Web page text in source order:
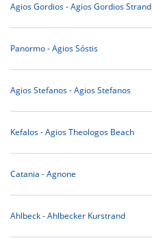
Agios Gordios - Agios Gordios Strand
Panormo - Agios Sóstis
Agios Stefanos - Agios Stefanos
Kefalos - Agios Theologos Beach
Catania - Agnone
Ahlbeck - Ahlbecker Kurstrand